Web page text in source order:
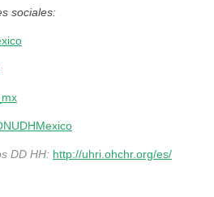
sociales:
DD HH: http://uhri.ohchr.org/es/